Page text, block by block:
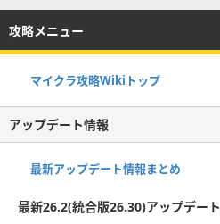
攻略メニュー
マイクラ攻略Wikiトップ
アップデート情報
最新アップデート情報まとめ
最新26.2(統合版26.30)アップデート